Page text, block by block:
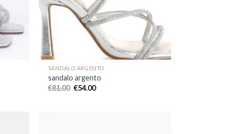
SANDALO ARGENTO
sandalo argento
€81.00 €54.00